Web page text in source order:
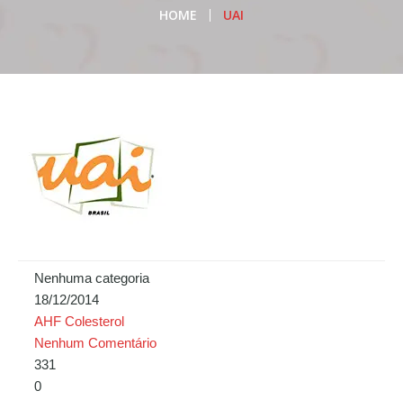
HOME UAI
Nenhuma categoria
18/12/2014
AHF Colesterol
Nenhum Comentário
331
0